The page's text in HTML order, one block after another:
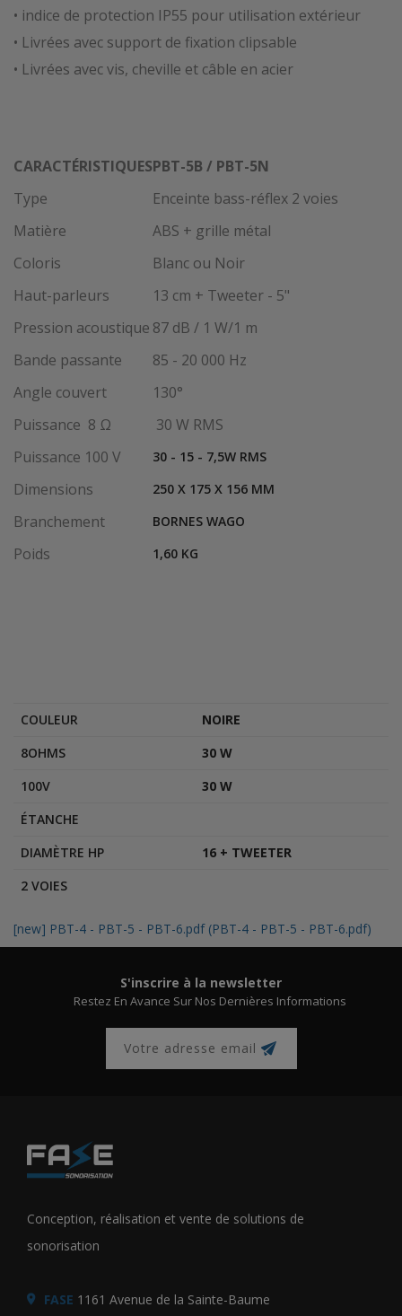
• indice de protection IP55 pour utilisation extérieur
• Livrées avec support de fixation clipsable
• Livrées avec vis, cheville et câble en acier
CARACTÉRISTIQUESPBT-5B / PBT-5N
Type
Enceinte bass-réflex 2 voies
Matière
ABS + grille métal
Coloris
Blanc ou Noir
Haut-parleurs
13 cm + Tweeter - 5"
Pression acoustique 87 dB / 1 W/1 m
Bande passante
85 - 20 000 Hz
Angle couvert
130°
Puissance 8 Ω
30 W RMS
Puissance 100 V
30 - 15 - 7,5W RMS
Dimensions 250 X 175 X 156 MM
Branchement BORNES WAGO
Poids 1,60 KG
COULEUR
NOIRE
8OHMS
30 W
100V
30 W
ÉTANCHE
DIAMÈTRE HP
16 + TWEETER
2 VOIES
[new] PBT-4 - PBT-5 - PBT-6.pdf (PBT-4 - PBT-5 - PBT-6.pdf)
S'inscrire à la newsletter
Restez En Avance Sur Nos Dernières Informations
Conception, réalisation et vente de solutions de
sonorisation
FASE 1161 Avenue de la Sainte-Baume